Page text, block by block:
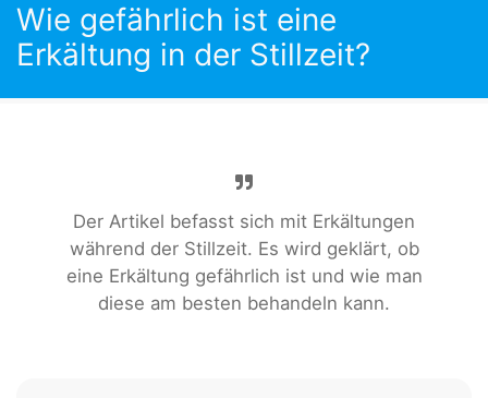
Wie gefährlich ist eine
Erkältung in der Stillzeit?
Der Artikel befasst sich mit Erkältungen
während der Stillzeit. Es wird geklärt, ob
eine Erkältung gefährlich ist und wie man
diese am besten behandeln kann.